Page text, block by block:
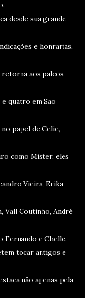
desde sua grande
e honrarias,
aos palcos
quatro em São
papel de Celie,
como Mister, eles
Vieira, Erika
Vall Coutinho, André
Fernando e Chelle.
tocar antigos e
não apenas pela